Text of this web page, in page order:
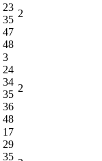
23
35
47
48
2
3
24
34
35
36
48
2
17
29
35